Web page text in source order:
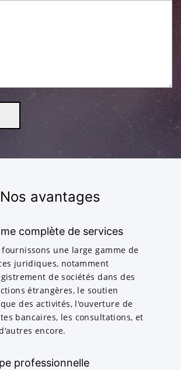
Nos avantages
complète de services
fournissons une large gamme de
juridiques, notamment
de sociétés dans des
étrangères, le soutien
des activités, l'ouverture de
bancaires, les consultations, et
encore.
professionnelle